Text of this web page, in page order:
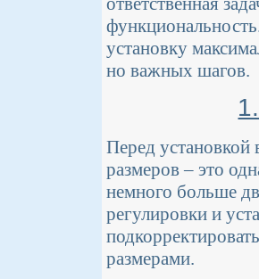
установку
но важных шагов.
Перед установкой
размеров – это
немного больше
регулировки и
размерами.